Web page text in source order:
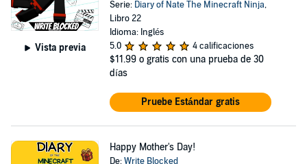
Vista previa
Serie: Diary of Nate The Minecraft Ninja,
Libro 22
Idioma: Inglés
5.0
4 calificaciones
$11.99 o gratis con una prueba de 30
días
Pruebe Estándar gratis
Happy Mother's Day!
De:Write Blocked